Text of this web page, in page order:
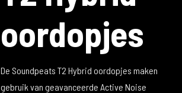
oordopjes
De Soundpeats T2 Hybrid oordopjes maken
gebruik van geavanceerde Active Noise